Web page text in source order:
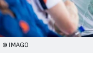
© IMAGO